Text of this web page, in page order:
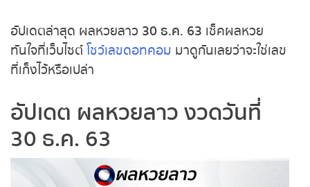
ถ่ายทอดสดหวยออมสิน
ถ่ายทอดสดหวยธกส.
ถ่ายทอดสดหวยลาว
ถ่ายทอดสดหวยลาว ซุปเปอร์
ถ่ายทอดสดหวยฮานอย
อัปเดตล่าสุด ผลหวยลาว 30 ธ.ค. 63 เช็คผลหวย
ทันใจที่เว็บไซต์โชว์เลขดอทคอม มาดูกันเลยว่าจะใช่เลข
ที่เก็งไว้หรือเปล่า
อัปเดต ผลหวยลาว งวดวันที่
30 ธ.ค. 63